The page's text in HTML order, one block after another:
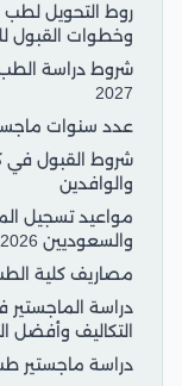
روط التحويل لطب
وخطوات القبول
شروط دراسة
2027
عدد سنوات
شروط القبول في
والوافدين
مواعيد تسجيل
والسعوديين 2026-2027
مصاريف كلية الطب
التكاليف وأفضل
دراسة ماجستير